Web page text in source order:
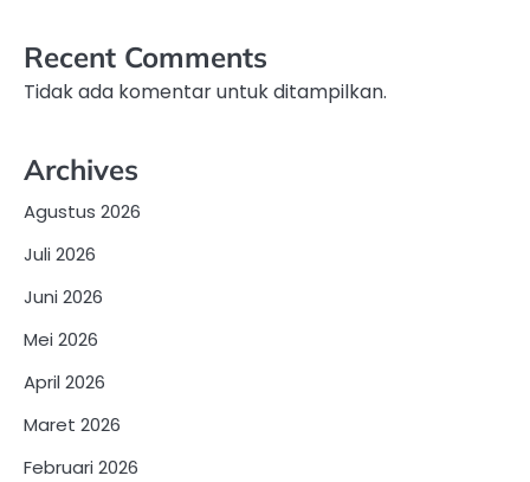
Recent Comments
Tidak ada komentar untuk ditampilkan.
Archives
Agustus 2026
Juli 2026
Juni 2026
Mei 2026
April 2026
Maret 2026
Februari 2026